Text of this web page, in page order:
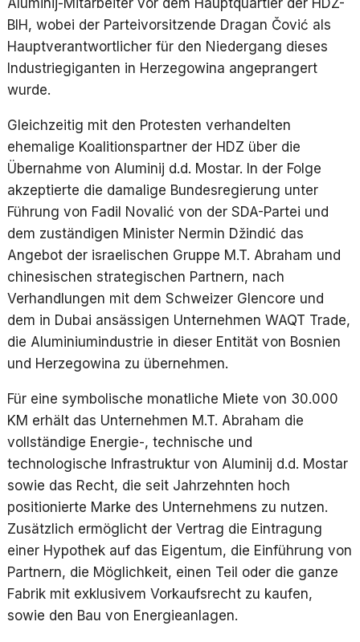
Aluminij-Mitarbeiter vor dem Hauptquartier der HDZ-
BIH, wobei der Parteivorsitzende Dragan Čović als
Hauptverantwortlicher für den Niedergang dieses
Industriegiganten in Herzegowina angeprangert
wurde.
Gleichzeitig mit den Protesten verhandelten
ehemalige Koalitionspartner der HDZ über die
Übernahme von Aluminij d.d. Mostar. In der Folge
akzeptierte die damalige Bundesregierung unter
Führung von Fadil Novalić von der SDA-Partei und
dem zuständigen Minister Nermin Džindić das
Angebot der israelischen Gruppe M.T. Abraham und
chinesischen strategischen Partnern, nach
Verhandlungen mit dem Schweizer Glencore und
dem in Dubai ansässigen Unternehmen WAQT Trade,
die Aluminiumindustrie in dieser Entität von Bosnien
und Herzegowina zu übernehmen.
Für eine symbolische monatliche Miete von 30.000
KM erhält das Unternehmen M.T. Abraham die
vollständige Energie-, technische und
technologische Infrastruktur von Aluminij d.d. Mostar
sowie das Recht, die seit Jahrzehnten hoch
positionierte Marke des Unternehmens zu nutzen.
Zusätzlich ermöglicht der Vertrag die Eintragung
einer Hypothek auf das Eigentum, die Einführung von
Partnern, die Möglichkeit, einen Teil oder die ganze
Fabrik mit exklusivem Vorkaufsrecht zu kaufen,
sowie den Bau von Energieanlagen.